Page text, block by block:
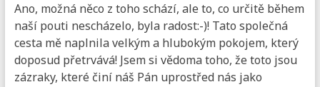
Ano, možná něco z toho schází, ale to, co určitě během
naší pouti nescházelo, byla radost:-)! Tato společná
cesta mě naplnila velkým a hlubokým pokojem, který
doposud přetrvává! Jsem si vědoma toho, že toto jsou
zázraky, které činí náš Pán uprostřed nás jako